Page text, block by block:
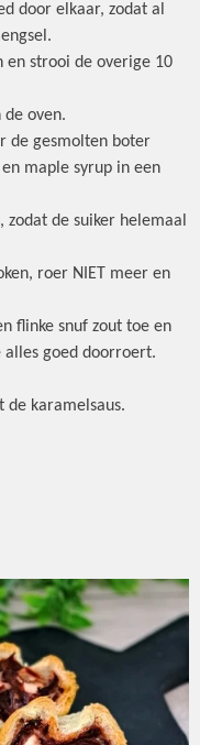
door elkaar, zodat al
en strooi de overige 10
oven.
de gesmolten boter
maple syrup in een
de suiker helemaal
roer NIET meer en
flinke snuf zout toe en
goed doorroert.
de karamelsaus.